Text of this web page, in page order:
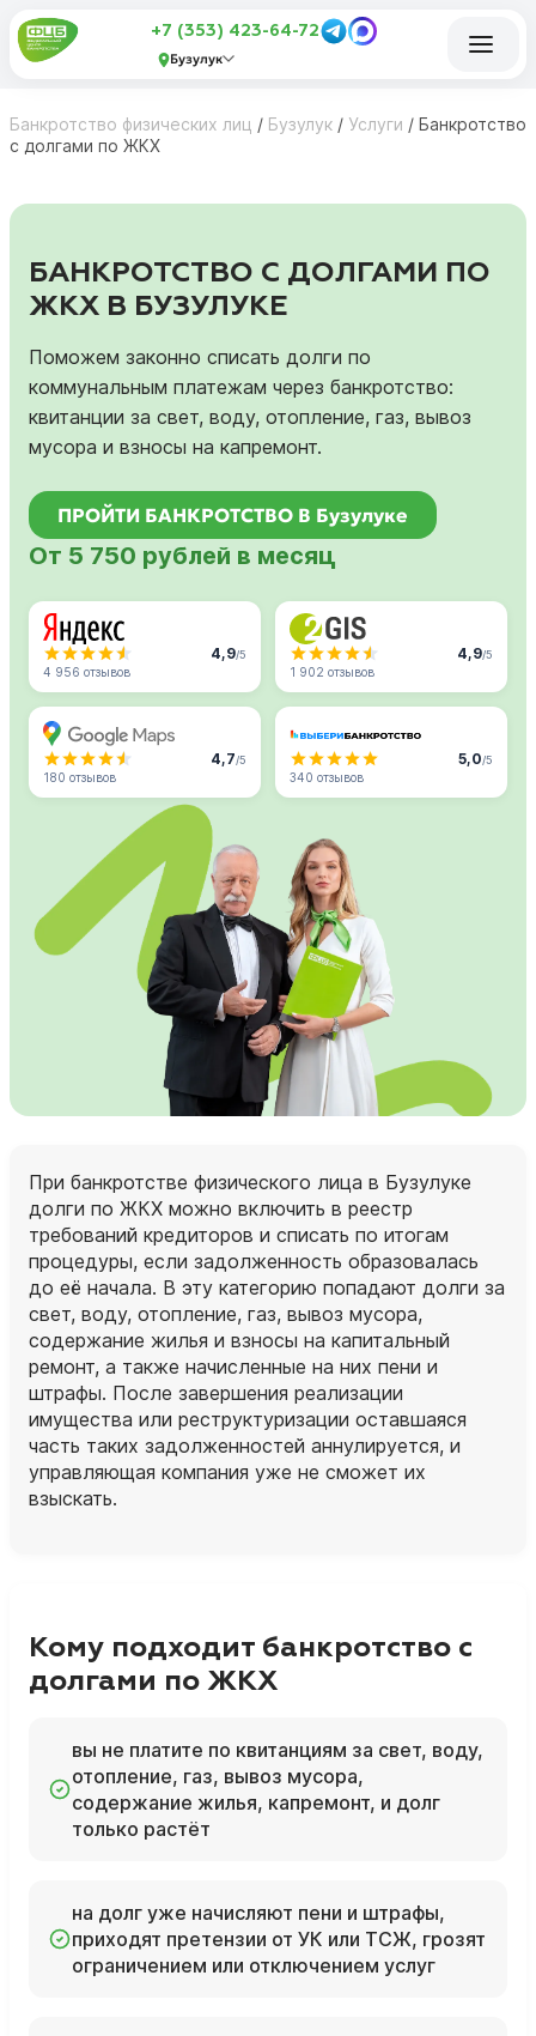
+7 (353) 423-64-72
Бузулук
Банкротство физических лиц / Бузулук / Услуги / Банкротство
с долгами по ЖКХ
БАНКРОТСТВО С ДОЛГАМИ ПО
ЖКХ В БУЗУЛУКЕ
Поможем законно списать долги по
коммунальным платежам через банкротство:
квитанции за свет, воду, отопление, газ, вывоз
мусора и взносы на капремонт.
ПРОЙТИ БАНКРОТСТВО В Бузулуке
От 5 750 рублей в месяц
4,9/5
4 956 отзывов
4,9/5
1 902 отзывов
4,7/5
180 отзывов
5,0/5
340 отзывов
При банкротстве физического лица в Бузулуке
долги по ЖКХ можно включить в реестр
требований кредиторов и списать по итогам
процедуры, если задолженность образовалась
до её начала. В эту категорию попадают долги за
свет, воду, отопление, газ, вывоз мусора,
содержание жилья и взносы на капитальный
ремонт, а также начисленные на них пени и
штрафы. После завершения реализации
имущества или реструктуризации оставшаяся
часть таких задолженностей аннулируется, и
управляющая компания уже не сможет их
взыскать.
Кому подходит банкротство с
долгами по ЖКХ
вы не платите по квитанциям за свет, воду,
отопление, газ, вывоз мусора,
содержание жилья, капремонт, и долг
только растёт
на долг уже начисляют пени и штрафы,
приходят претензии от УК или ТСЖ, грозят
ограничением или отключением услуг